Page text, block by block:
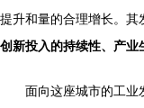
提升和量的合理增长。其
创新投入的持续性、产业
面向这座城市的工业